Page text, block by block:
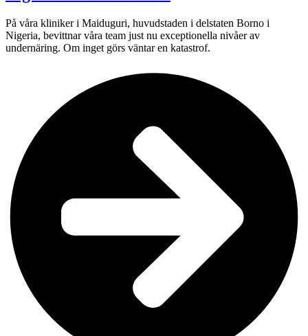
På våra kliniker i Maiduguri, huvudstaden i delstaten Borno i
Nigeria, bevittnar våra team just nu exceptionella nivåer av
undernäring. Om inget görs väntar en katastrof.